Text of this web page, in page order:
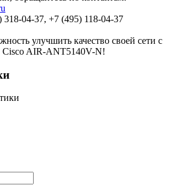
04-37, +7 (495) 118-04-37
улучшить качество своей сети с
AIR-ANT5140V-N!